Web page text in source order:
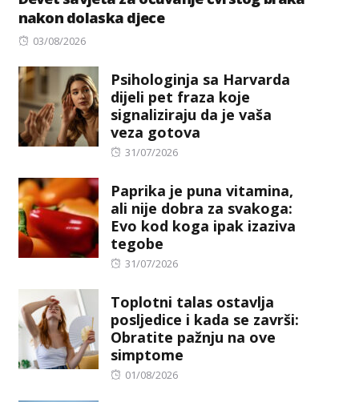
nakon dolaska djece
Posted
03/08/2026
Psihologinja sa Harvarda
dijeli pet fraza koje
signaliziraju da je vaša
veza gotova
Posted
31/07/2026
Paprika je puna vitamina,
ali nije dobra za svakoga:
Evo kod koga ipak izaziva
tegobe
Posted
31/07/2026
Toplotni talas ostavlja
posljedice i kada se završi:
Obratite pažnju na ove
simptome
Posted
01/08/2026